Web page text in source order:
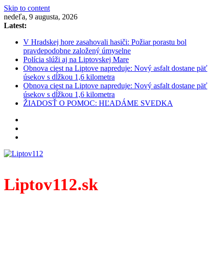
Skip to content
nedeľa, 9 augusta, 2026
Latest:
V Hradskej hore zasahovali hasiči: Požiar porastu bol
pravdepodobne založený úmyselne
Polícia slúži aj na Liptovskej Mare
Obnova ciest na Liptove napreduje: Nový asfalt dostane päť
úsekov s dĺžkou 1,6 kilometra
Obnova ciest na Liptove napreduje: Nový asfalt dostane päť
úsekov s dĺžkou 1,6 kilometra
ŽIADOSŤ O POMOC: HĽADÁME SVEDKA
Liptov112.sk